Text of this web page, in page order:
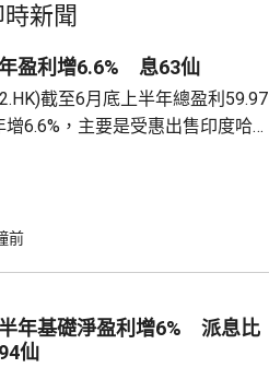
新聞
盈利增6.6% 息63仙
截至6月底上半年總盈利59.97
6.6%，主要是受惠出售印度哈格
前
年基礎淨盈利增6% 派息比
仙